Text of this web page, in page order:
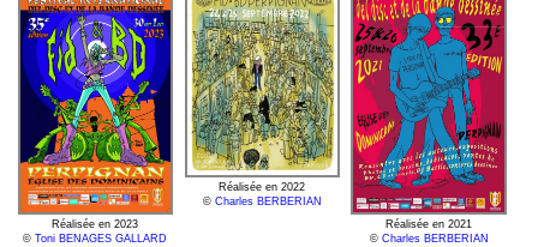
Réalisée en 2023
©Toni BENAGES GALLARD
Réalisée en 2022
© Charles BERBERIAN
Réalisée en 2021
© Charles BERBERIAN